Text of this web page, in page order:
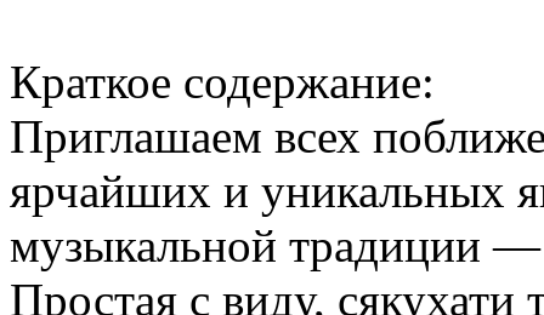
Краткое содержание:
Приглашаем всех
ярчайших и уникальных
музыкальной традиции —
Простая с виду, сякухати